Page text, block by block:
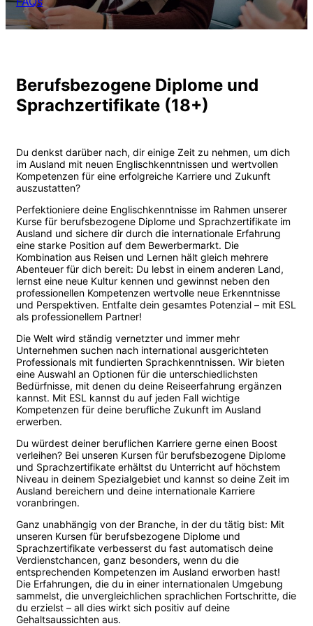
Berufsbezogene Diplome und
Sprachzertifikate (18+)
Du denkst darüber nach, dir einige Zeit zu nehmen, um dich
im Ausland mit neuen Englischkenntnissen und wertvollen
Kompetenzen für eine erfolgreiche Karriere und Zukunft
auszustatten?
Perfektioniere deine Englischkenntnisse im Rahmen unserer
Kurse für berufsbezogene Diplome und Sprachzertifikate im
Ausland und sichere dir durch die internationale Erfahrung
eine starke Position auf dem Bewerbermarkt. Die
Kombination aus Reisen und Lernen hält gleich mehrere
Abenteuer für dich bereit: Du lebst in einem anderen Land,
lernst eine neue Kultur kennen und gewinnst neben den
professionellen Kompetenzen wertvolle neue Erkenntnisse
und Perspektiven. Entfalte dein gesamtes Potenzial – mit ESL
als professionellem Partner!
Die Welt wird ständig vernetzter und immer mehr
Unternehmen suchen nach international ausgerichteten
Professionals mit fundierten Sprachkenntnissen. Wir bieten
eine Auswahl an Optionen für die unterschiedlichsten
Bedürfnisse, mit denen du deine Reiseerfahrung ergänzen
kannst. Mit ESL kannst du auf jeden Fall wichtige
Kompetenzen für deine berufliche Zukunft im Ausland
erwerben.
Du würdest deiner beruflichen Karriere gerne einen Boost
verleihen? Bei unseren Kursen für berufsbezogene Diplome
und Sprachzertifikate erhältst du Unterricht auf höchstem
Niveau in deinem Spezialgebiet und kannst so deine Zeit im
Ausland bereichern und deine internationale Karriere
voranbringen.
Ganz unabhängig von der Branche, in der du tätig bist: Mit
unseren Kursen für berufsbezogene Diplome und
Sprachzertifikate verbesserst du fast automatisch deine
Verdienstchancen, ganz besonders, wenn du die
entsprechenden Kompetenzen im Ausland erworben hast!
Die Erfahrungen, die du in einer internationalen Umgebung
sammelst, die unvergleichlichen sprachlichen Fortschritte, die
du erzielst – all dies wirkt sich positiv auf deine
Gehaltsaussichten aus.